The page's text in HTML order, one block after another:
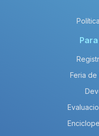
Feria de